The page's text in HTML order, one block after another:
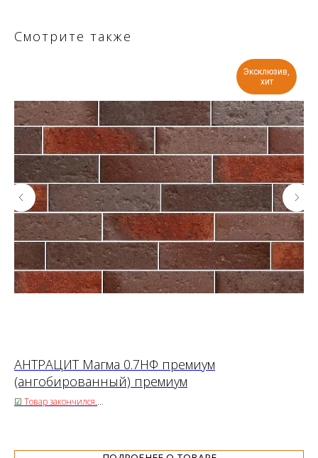
Смотрите также
Эксклюзив,
хит
АНТРАЦИТ Магма 0.7НФ премиум
(ангобированный) премиум
☑ Товар закончился.